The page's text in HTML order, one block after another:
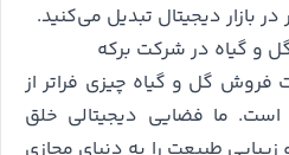
بازار دیجیتال تبدیل می‌کنید.
و گیاه در شرکت برکه
فروش گل و گیاه چیزی فراتر از
است. ما فضایی دیجیتالی خلق